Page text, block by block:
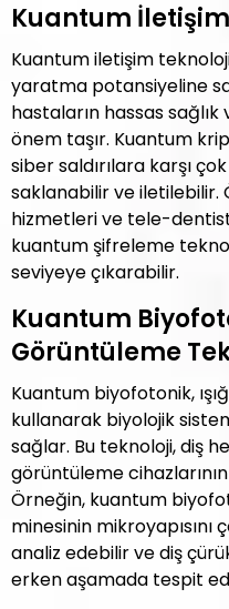
Kuantum
Kuantum iletişim
yaratma potansiyeline
hastaların hassas
önem taşır. Kuantum
siber saldırılara karşı
saklanabilir ve iletilebilir.
hizmetleri ve tele-
kuantum şifreleme
seviyeye çıkarabilir.
Kuantum
Görüntüleme
Kuantum biyofotonik,
kullanarak biyolojik
sağlar. Bu teknoloji, diş
görüntüleme
Örneğin, kuantum
minesinin
analiz edebilir ve diş
erken aşamada tespit